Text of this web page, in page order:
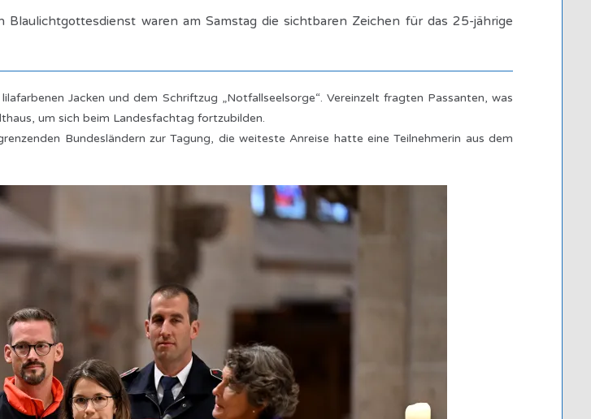
waren am Samstag die sichtbaren Zeichen für das 25-jährige
Jacken und dem Schriftzug „Notfallseelsorge“. Vereinzelt fragten Passanten, was
um sich beim Landesfachtag fortzubilden.
Bundesländern zur Tagung, die weiteste Anreise hatte eine Teilnehmerin aus dem